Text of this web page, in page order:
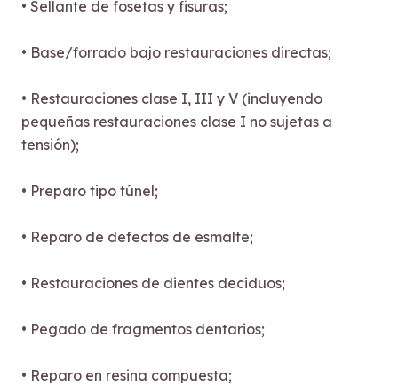
• Sellante de fosetas y fisuras;
• Base/forrado bajo restauraciones directas;
• Restauraciones clase I, III y V (incluyendo
pequeñas restauraciones clase I no sujetas a
tensión);
• Preparo tipo túnel;
• Reparo de defectos de esmalte;
• Restauraciones de dientes deciduos;
• Pegado de fragmentos dentarios;
• Reparo en resina compuesta;